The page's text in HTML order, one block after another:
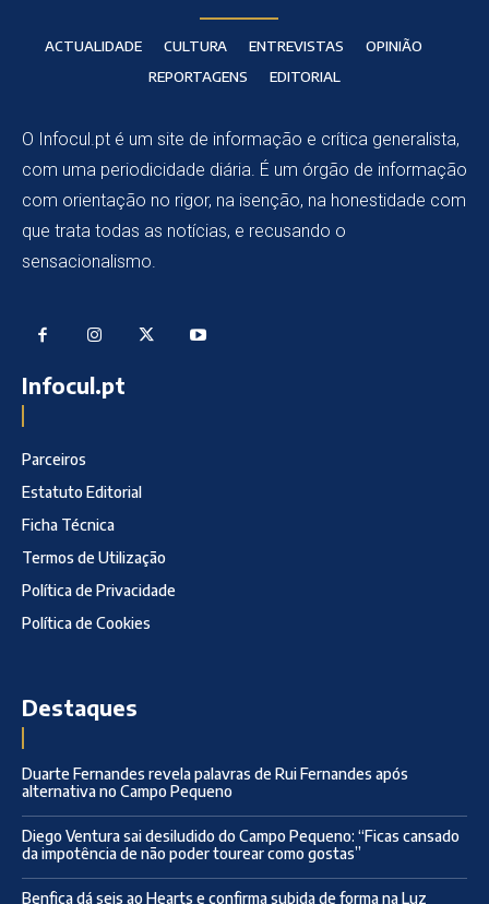
ACTUALIDADE CULTURA ENTREVISTAS
OPINIÃO
REPORTAGENS
EDITORIAL
O Infocul.pt é um site de informação e crítica generalista,
com uma periodicidade diária. É um órgão de informação
com orientação no rigor, na isenção, na honestidade com
que trata todas as notícias, e recusando o
sensacionalismo.
Infocul.pt
Parceiros
Estatuto Editorial
Ficha Técnica
Termos de Utilização
Política de Privacidade
Política de Cookies
Destaques
Duarte Fernandes revela palavras de Rui Fernandes após
alternativa no Campo Pequeno
Diego Ventura sai desiludido do Campo Pequeno: “Ficas cansado
da impotência de não poder tourear como gostas”
Benfica dá seis ao Hearts e confirma subida de forma na Luz